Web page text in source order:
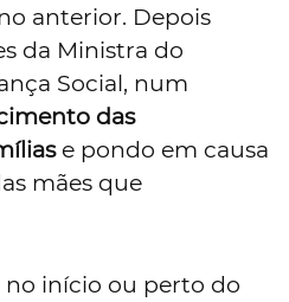
anterior. Depois
da Ministra do
Social, num
das
e pondo em causa
mães que
início ou perto do